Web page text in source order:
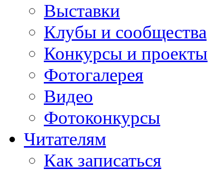
Выставки
Клубы и сообщества
Конкурсы и проекты
Фотогалерея
Видео
Фотоконкурсы
Читателям
Как записаться